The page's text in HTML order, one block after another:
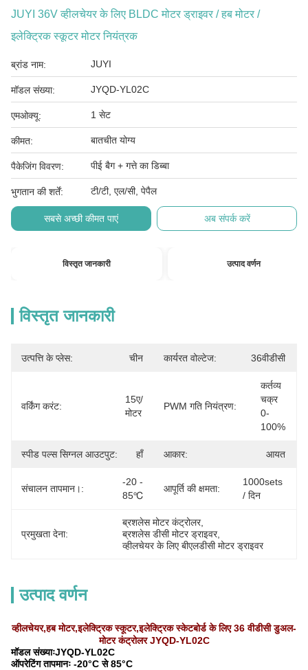
JUYI 36V व्हीलचेयर के लिए BLDC मोटर ड्राइवर / हब मोटर /
इलेक्ट्रिक स्कूटर मोटर नियंत्रक
ब्रांड नाम: JUYI
मॉडल संख्या: JYQD-YL02C
एमओक्यू: 1 सेट
कीमत: बातचीत योग्य
पैकेजिंग विवरण: पीई बैग + गत्ते का डिब्बा
भुगतान की शर्तें: टी/टी, एल/सी, पेपैल
सबसे अच्छी कीमत पाएं अब संपर्क करें
विस्तृत जानकारी उत्पाद वर्णन
विस्तृत जानकारी
उत्पत्ति के प्लेस: चीन कार्यरत वोल्टेज: 36वीडीसी
वर्किंग करंट:
15ए/
मोटर
PWM गति नियंत्रण:
कर्तव्य
चक्र
0-
100%
स्पीड पल्स सिग्नल आउटपुट: हाँ आकार: आयत
संचालन तापमान।:
-20 -
85℃
आपूर्ति की क्षमता:
1000sets
/ दिन
प्रमुखता देना:
ब्रशलेस मोटर कंट्रोलर,
ब्रशलेस डीसी मोटर ड्राइवर,
व्हीलचेयर के लिए बीएलडीसी मोटर ड्राइवर
उत्पाद वर्णन
व्हीलचेयर,हब मोटर,इलेक्ट्रिक स्कूटर,इलेक्ट्रिक स्केटबोर्ड के लिए 36 वीडीसी डुअल-
मोटर कंट्रोलर JYQD-YL02C
मॉडल संख्याःJYQD-YL02C
ऑपरेटिंग तापमानः -20°C से 85°C